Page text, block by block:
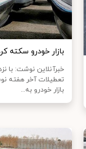
بازار خودرو سکته
خبرآنلاین نوشت: با
تعطیلات آخر هفته
بازار خودرو به...